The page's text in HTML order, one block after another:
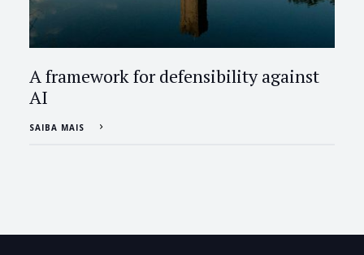
A framework for defensibility against
AI
SAIBA MAIS